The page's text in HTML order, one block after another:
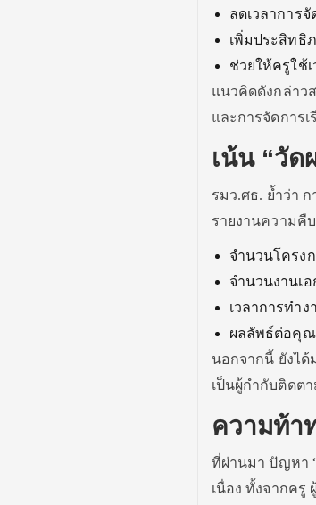
ลดเวลาการ
เพิ่มประสิทธิ
ช่วยให้ครูใช้
แนวคิดดังกล่าว
และการจัดการ
เน้น “วัด
รมว.ศธ. ย้ำว่า
รายงานความคื
จำนวนโครง
จำนวนงานเ
เวลาการทำ
ผลลัพธ์ต่อคุณ
นอกจากนี้ ยังไ
เป็นผู้กำกับติดต
ความท้า
ที่ผ่านมา ปัญหา
เนื่อง ทั้งจากครู